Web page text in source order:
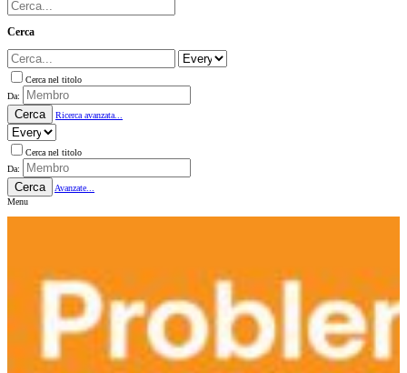
Cerca
Cerca nel titolo
Da:
Cerca Ricerca avanzata...
Cerca nel titolo
Da:
Cerca
Avanzate...
Menu